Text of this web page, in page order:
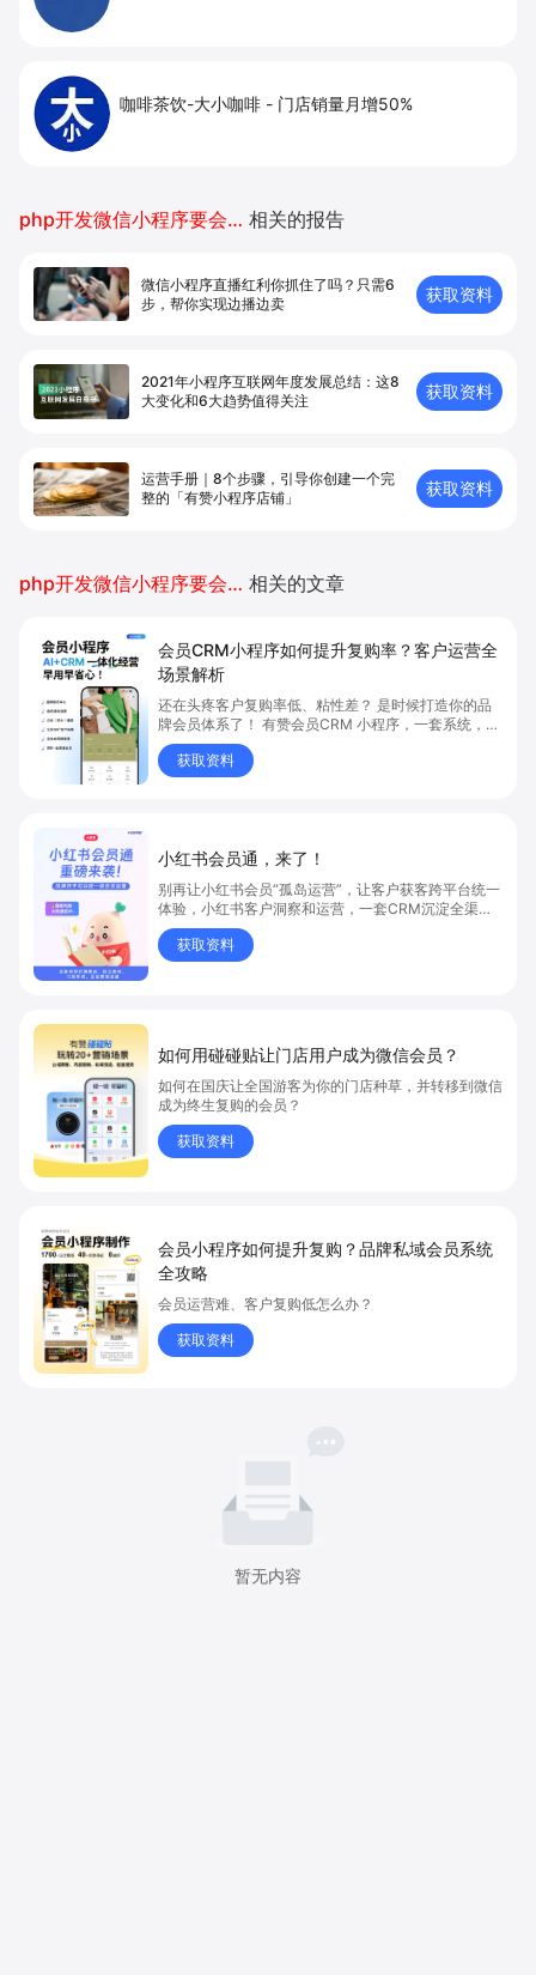
咖啡茶饮-大小咖啡 - 门店销量月增50%
php开发微信小程序要会什么 相关的报告
微信小程序直播红利你抓住了吗？只需6
步，帮你实现边播边卖
获取资料
2021年小程序互联网年度发展总结：这8
大变化和6大趋势值得关注
获取资料
运营手册｜8个步骤，引导你创建⼀个完
整的「有赞⼩程序店铺」
获取资料
php开发微信小程序要会什么 相关的文章
会员CRM小程序如何提升复购率？客户运营全
场景解析
还在头疼客户复购率低、粘性差？ 是时候打造你的品
牌会员体系了！ 有赞会员CRM 小程序，一套系统，6
大能力，客户运营全覆盖
获取资料
小红书会员通，来了！
别再让小红书会员“孤岛运营”，让客户获客跨平台统一
体验，小红书客户洞察和运营，一套CRM沉淀全渠道
会员数据！
获取资料
如何用碰碰贴让门店用户成为微信会员？
如何在国庆让全国游客为你的门店种草，并转移到微信
成为终生复购的会员？
获取资料
会员小程序如何提升复购？品牌私域会员系统
全攻略
会员运营难、客户复购低怎么办？
获取资料
暂无内容